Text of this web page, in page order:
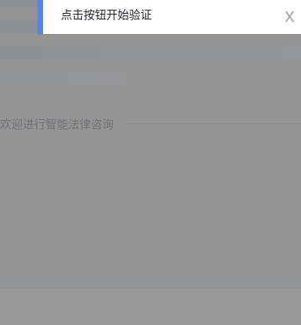
欢迎进行智能法律咨询
点击按钮开始验证 x